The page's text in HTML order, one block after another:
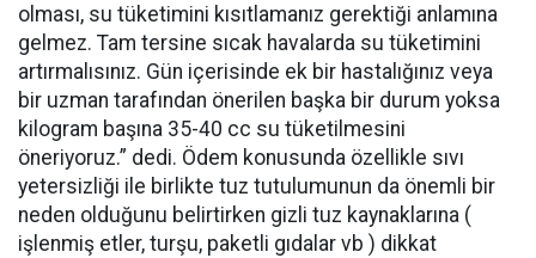
olması, su tüketimini kısıtlamanız gerektiği anlamına
gelmez. Tam tersine sıcak havalarda su tüketimini
artırmalısınız. Gün içerisinde ek bir hastalığınız veya
bir uzman tarafından önerilen başka bir durum yoksa
kilogram başına 35-40 cc su tüketilmesini
öneriyoruz.” dedi. Ödem konusunda özellikle sıvı
yetersizliği ile birlikte tuz tutulumunun da önemli bir
neden olduğunu belirtirken gizli tuz kaynaklarına (
işlenmiş etler, turşu, paketli gıdalar vb ) dikkat